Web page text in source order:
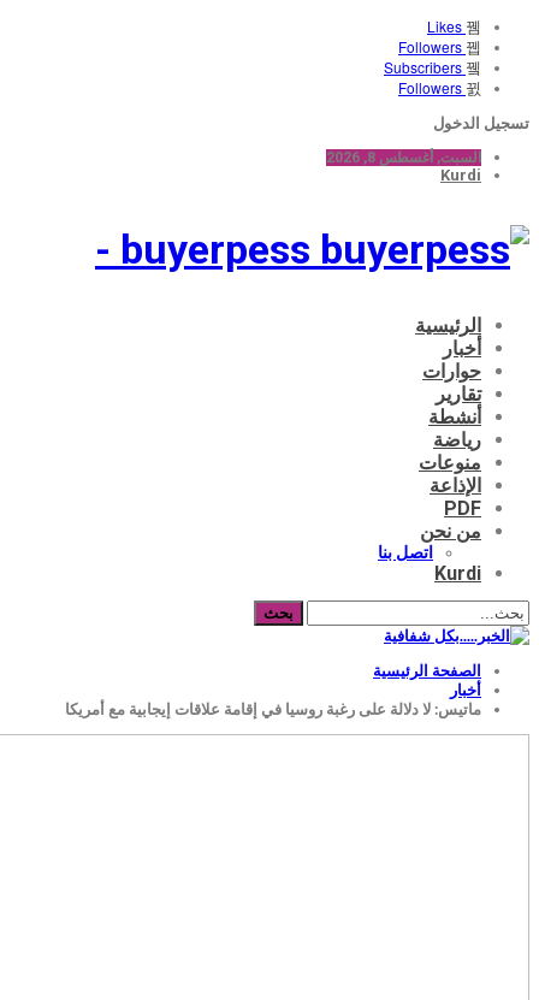
Likes
Followers
Subscribers
Followers
الدخول
السبت, أغسطس 8, 2026
Kurdi
buyerpess -
الرئيسية
أخبار
حوارات
تقارير
أنشطة
رياضة
منوعات
الإذاعة
PDF
من نحن
اتصل بنا
Kurdi
الصفحة الرئيسية
أخبار
ماتيس: لا دلالة على رغبة روسيا في إقامة علاقات إيجابية مع أمريكا